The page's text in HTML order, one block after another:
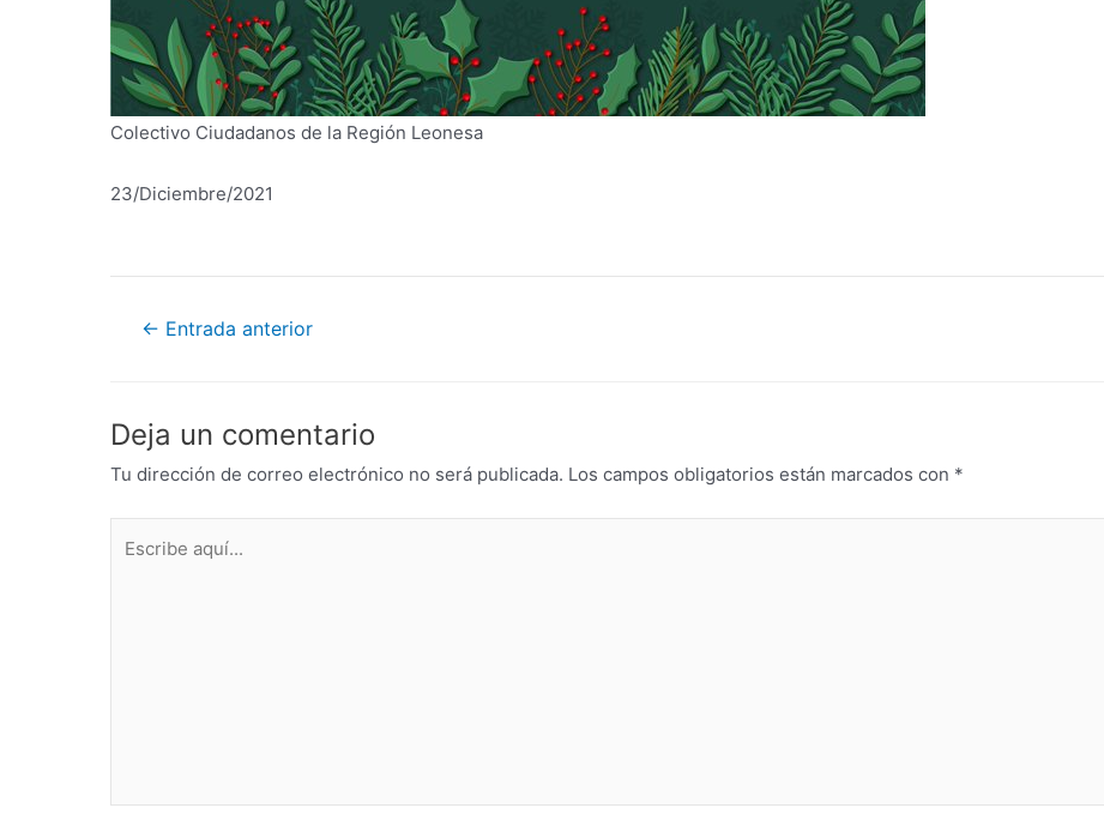
Colectivo Ciudadanos de la Región Leonesa
23/Diciembre/2021
← Entrada anterior
Deja un comentario
Tu dirección de correo electrónico no será publicada. Los campos obligatorios están marcados con *